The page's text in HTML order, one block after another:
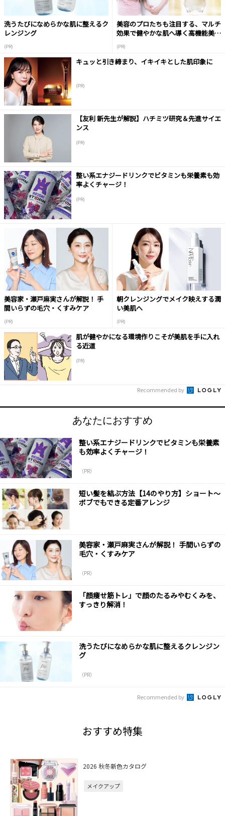
洗うたびになめらかな肌に整えるク
レンジング
(PR)
美容のプロたちも注目する、マルチ
効果で健やかな肌へ導く高機能美容
(PR)
キュッと引き締まり、イキイキとした肌印象に
(PR)
【友利 新先生が解説】ハチミツ研究＆先進サイエ
ンス
(PR)
整い系エナジードリンクでビタミンも栄養素も効
率よくチャージ！
(PR)
美容家・瀬戸麻実さんが解説！ 手
間いらずの毛穴・くすみケア
(PR)
朝クレンジングでメイク映えする潤
い美肌へ
(PR)
肌が健やかになる環境作りこそが美肌を手に入れ
る近道
(PR)
Recommended by
あなたにおすすめ
整い系エナジードリンクでビタミンも栄養素
も効率よくチャージ！
（PR）
短い髪を結ぶ方法【14のやり方】ショート～
ボブでもできる定番アレンジ
美容家・瀬戸麻実さんが解説！ 手間いらずの
毛穴・くすみケア
（PR）
「顔痩せ筋トレ」で顔のたるみやむくみを、
すっきり解消！
洗うたびになめらかな肌に整えるクレンジン
グ
（PR）
Recommended by
おすすめ特集
2026 秋冬新色カタログ
メイクアップ